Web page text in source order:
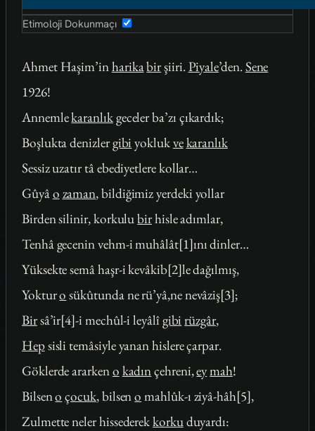
Etimoloji Dokunmaçı
Ahmet Haşim’inharikabirşiiri.Piyale’den.Sene
1926!
Annemlekaranlıkgeceler ba’zı çıkardık;
Boşlukta denizlergibi yoklukvekaranlık
Sessiz uzatır tâ ebediyetlere kollar…
Gûyâo zaman, bildiğimiz yerdeki yollar
Birden silinir, korkulubirhisle adımlar,
Tenhâ gecenin vehm-i muhâlât[1]ını dinler…
Yüksekte semâ haşr-i kevâkib[2]le dağılmış,
Yokturo sükûtunda ne rü’yâ,ne nevâziş[3];
Birsâ’ir[4]-i mechûl-i leyâlîgibi rüzgâr,
Hepsisli temâsiyle yanan hislere çarpar.
Göklerde ararkeno kadınçehreni,eymah!
Bilseno çocuk, bilseno mahlûk-ı ziyâ-hâh[5],
Zulmette neler hissederekkorkuduyardı: